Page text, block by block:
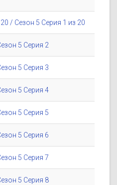
/ Сезон 5 Серия 1 из 20
5 Серия 2
5 Серия 3
5 Серия 4
5 Серия 5
5 Серия 6
5 Серия 7
5 Серия 8